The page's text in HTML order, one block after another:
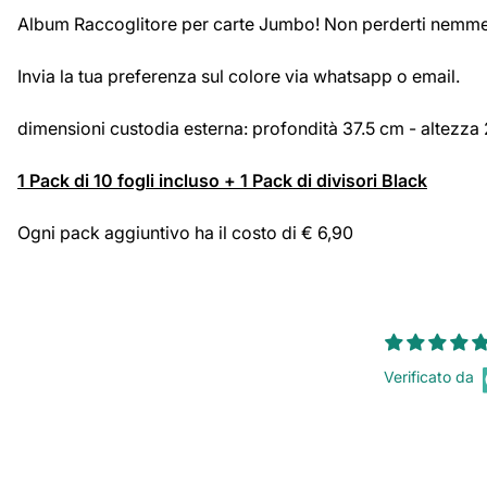
Album Raccoglitore per carte Jumbo! Non perderti
Invia la tua preferenza sul colore via whatsapp o email.
dimensioni custodia esterna: profondità 37.5 cm -
1 Pack di 10 fogli incluso + 1 Pack di divisori Black
Ogni pack aggiuntivo ha il costo di € 6,90
Verificato da